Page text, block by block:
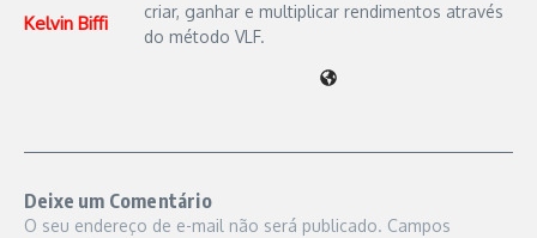
Kelvin Biffi
criar, ganhar e multiplicar rendimentos através
do método VLF.
Deixe um Comentário
O seu endereço de e-mail não será publicado. Campos